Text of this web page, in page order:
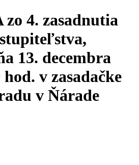
4. zasadnutia
13. decembra
hod. v zasadačke
v Ňárade